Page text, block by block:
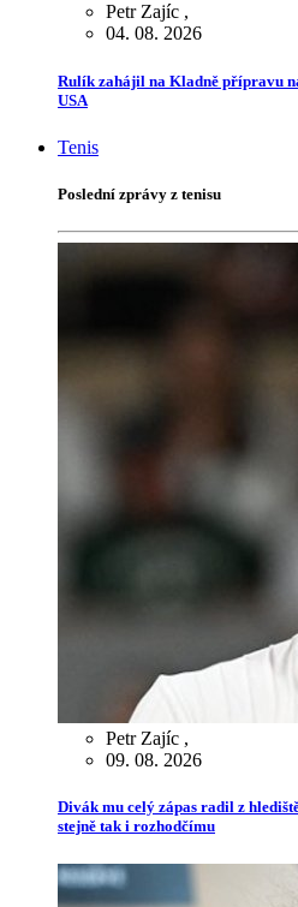
Petr Zajíc ,
04. 08. 2026
Rulík zahájil na Kladně přípravu
USA
Tenis
Poslední zprávy z tenisu
Petr Zajíc ,
09. 08. 2026
Divák mu celý zápas radil z
stejně tak i rozhodčímu